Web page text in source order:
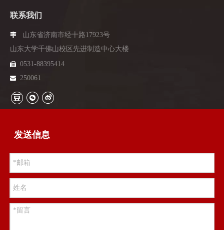
联系我们

山东省济南市经十路17923号
山东大学千佛山校区先进制造中心大楼
 0531-88395414
 250061
发送信息